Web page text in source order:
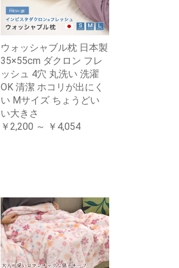
ウォッシャブル枕 日本製
35×55cm ダクロン フレ
ッシュ 4穴 丸洗い 洗濯
OK 清潔 ホコリが出にく
い Mサイズ ちょうどい
い大きさ
￥2,200 ～ ￥4,054